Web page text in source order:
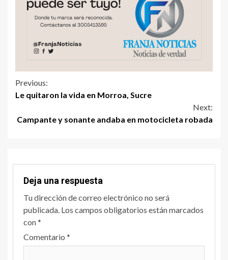
Previous:
Le quitaron la vida en Morroa, Sucre
Next:
Campante y sonante andaba en motocicleta robada
Deja una respuesta
Tu dirección de correo electrónico no será
publicada. Los campos obligatorios están marcados
con*
Comentario *